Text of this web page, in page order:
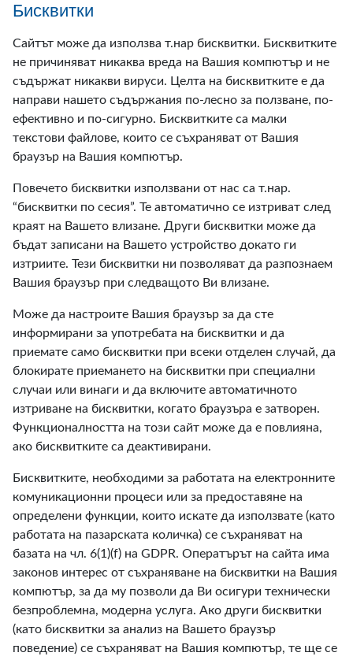
Бисквитки
Сайтът може да използва т.нар бисквитки. Бисквитките
не причиняват никаква вреда на Вашия компютър и не
съдържат никакви вируси. Целта на бисквитките е да
направи нашето съдържания по-лесно за ползване, по-
ефективно и по-сигурно. Бисквитките са малки
текстови файлове, които се съхраняват от Вашия
браузър на Вашия компютър.
Повечето бисквитки използвани от нас са т.нар.
“бисквитки по сесия”. Те автоматично се изтриват след
краят на Вашето влизане. Други бисквитки може да
бъдат записани на Вашето устройство докато ги
изтриите. Тези бисквитки ни позволяват да разпознаем
Вашия браузър при следващото Ви влизане.
Може да настроите Вашия браузър за да сте
информирани за употребата на бисквитки и да
приемате само бисквитки при всеки отделен случай, да
блокирате приемането на бисквитки при специални
случаи или винаги и да включите автоматичното
изтриване на бисквитки, когато браузъра е затворен.
Функционалността на този сайт може да е повлияна,
ако бисквитките са деактивирани.
Бисквитките, необходими за работата на електронните
комуникационни процеси или за предоставяне на
определени функции, които искате да използвате (като
работата на пазарската количка) се съхраняват на
базата на чл. 6(1)(f) на GDPR. Оператърът на сайта има
законов интерес от съхраняване на бисквитки на Вашия
компютър, за да му позволи да Ви осигури технически
безпроблемна, модерна услуга. Ако други бисквитки
(като бисквитки за анализ на Вашето браузър
поведение) се съхраняват на Вашия компютър, те ще се